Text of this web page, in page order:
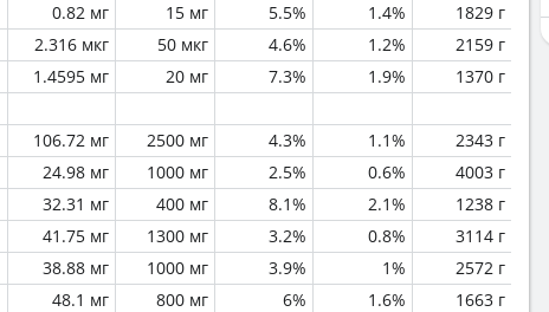
0.82 мг 15 мг 5.5% 1.4%
1829 г
2.316 мкг 50 мкг 4.6% 1.2%
2159 г
1.4595 мг 20 мг 7.3% 1.9% 1370 г
106.72 мг 2500 мг 4.3% 1.1%
2343 г
24.98 мг 1000 мг 2.5% 0.6%
4003 г
32.31 мг 400 мг 8.1% 2.1%
1238 г
41.75 мг 1300 мг 3.2% 0.8%
3114 г
38.88 мг 1000 мг 3.9% 1%
2572 г
48.1 мг 800 мг 6% 1.6%
1663 г